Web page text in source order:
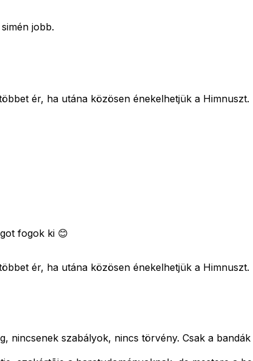
jobb.
ér, ha utána közösen énekelhetjük a Himnuszt.
fogok ki 😊
ér, ha utána közösen énekelhetjük a Himnuszt.
nincsenek szabályok, nincs törvény. Csak a